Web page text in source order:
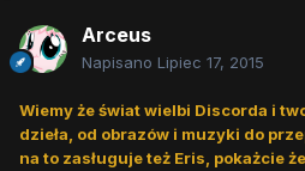
Arceus
Napisano Lipiec 17, 2015
Wiemy że świat wielbi Discorda i
dzieła, od obrazów i muzyki do
na to zasługuje też Eris, pokażcie